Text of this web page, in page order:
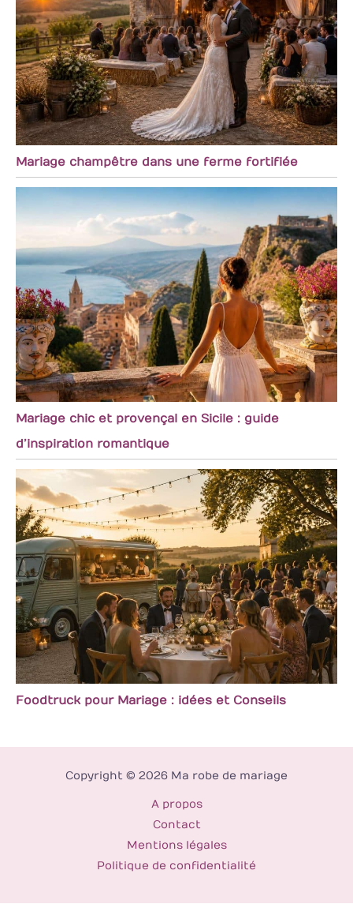
Mariage champêtre dans une ferme fortifiée
Mariage chic et provençal en Sicile : guide
d’inspiration romantique
Foodtruck pour Mariage : idées et Conseils
Copyright © 2026 Ma robe de mariage
A propos
Contact
Mentions légales
Politique de confidentialité